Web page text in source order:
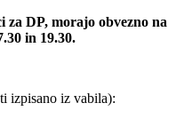
DP, morajo obvezno na
in 19.30.
izpisano iz vabila):